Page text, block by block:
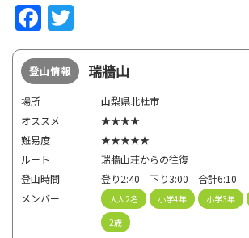
Facebook
登山情報 瑞牆山
場所
山梨県北杜市
オススメ
★★★★
難易度
★★★★★
ルート
瑞牆山荘からの往復
登山時間
登り2:40 下り3:00 合計6:10
メンバー
大人2名 小学4年 小学3年
2歳